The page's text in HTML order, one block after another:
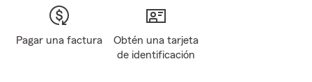
Pagar una factura
Obtén una tarjeta
de identificación